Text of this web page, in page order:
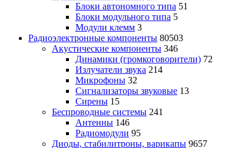
Блоки автономного типа 51
Блоки модульного типа 5
Модули клемм 3
Радиоэлектронные компоненты 80503
Акустические компоненты 346
Динамики (громкоговорители) 72
Излучатели звука 214
Микрофоны 32
Сигнализаторы звуковые 13
Сирены 15
Беспроводные системы 241
Антенны 146
Радиомодули 95
Диоды, стабилитроны, варикапы 9657